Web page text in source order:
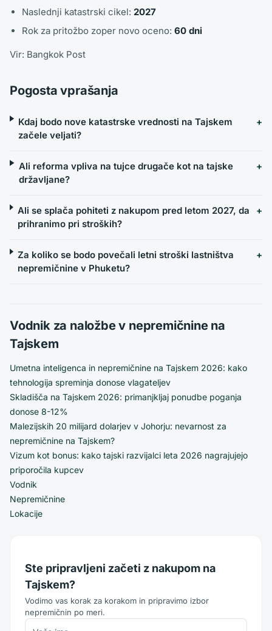
Naslednji katastrski cikel: 2027
Rok za pritožbo zoper novo oceno: 60 dni
Vir: Bangkok Post
Pogosta vprašanja
Kdaj bodo nove katastrske vrednosti na Tajskem
začele veljati?
Ali reforma vpliva na tujce drugače kot na tajske
državljane?
Ali se splača pohiteti z nakupom pred letom 2027, da
prihranimo pri stroških?
Za koliko se bodo povečali letni stroški lastništva
nepremičnine v Phuketu?
Vodnik za naložbe v nepremičnine na
Tajskem
Umetna inteligenca in nepremičnine na Tajskem 2026: kako
tehnologija spreminja donose vlagateljev
Skladišča na Tajskem 2026: primanjkljaj ponudbe poganja
donose 8-12%
Malezijskih 20 milijard dolarjev v Johorju: nevarnost za
nepremičnine na Tajskem?
Vizum kot bonus: kako tajski razvijalci leta 2026 nagrajujejo
priporočila kupcev
Vodnik
Nepremičnine
Lokacije
Ste pripravljeni začeti z nakupom na
Tajskem?
Vodimo vas korak za korakom in pripravimo izbor
nepremičnin po meri.